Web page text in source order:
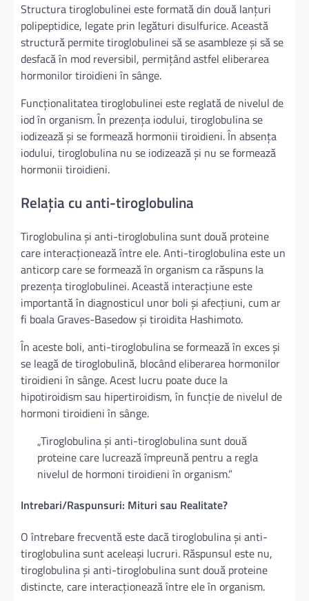
Structura tiroglobulinei este formată din două lanțuri
polipeptidice, legate prin legături disulfurice. Această
structură permite tiroglobulinei să se asambleze și să se
desfacă în mod reversibil, permițând astfel eliberarea
hormonilor tiroidieni în sânge.
Funcționalitatea tiroglobulinei este reglată de nivelul de
iod în organism. În prezența iodului, tiroglobulina se
iodizează și se formează hormonii tiroidieni. În absența
iodului, tiroglobulina nu se iodizează și nu se formează
hormonii tiroidieni.
Relația cu anti-tiroglobulina
Tiroglobulina și anti-tiroglobulina sunt două proteine
care interacționează între ele. Anti-tiroglobulina este un
anticorp care se formează în organism ca răspuns la
prezența tiroglobulinei. Această interacțiune este
importantă în diagnosticul unor boli și afecțiuni, cum ar
fi boala Graves-Basedow și tiroidita Hashimoto.
În aceste boli, anti-tiroglobulina se formează în exces și
se leagă de tiroglobulină, blocând eliberarea hormonilor
tiroidieni în sânge. Acest lucru poate duce la
hipotiroidism sau hipertiroidism, în funcție de nivelul de
hormoni tiroidieni în sânge.
„Tiroglobulina și anti-tiroglobulina sunt două
proteine care lucrează împreună pentru a regla
nivelul de hormoni tiroidieni în organism.”
Intrebari/Raspunsuri: Mituri sau Realitate?
O întrebare frecventă este dacă tiroglobulina și anti-
tiroglobulina sunt aceleași lucruri. Răspunsul este nu,
tiroglobulina și anti-tiroglobulina sunt două proteine
distincte, care interacționează între ele în organism.